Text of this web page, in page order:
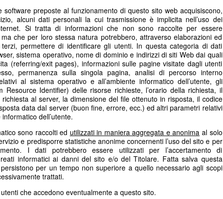
preposte al funzionamento di questo sito web acquisiscono,
alcuni dati personali la cui trasmissione è implicita nell’uso dei
Si tratta di informazioni che non sono raccolte per essere
che per loro stessa natura potrebbero, attraverso elaborazioni ed
permettere di identificare gli utenti. In questa categoria di dati
sistema operativo, nome di dominio e indirizzi di siti Web dai quali
(referring/exit pages), informazioni sulle pagine visitate dagli utenti
permanenza sulla singola pagina, analisi di percorso interno
al sistema operativo e all’ambiente informatico dell’utente, gli
Resource Identifier) delle risorse richieste, l’orario della richiesta, il
al server, la dimensione del file ottenuto in risposta, il codice
data dal server (buon fine, errore, ecc.) ed altri parametri relativi
dell’utente.
sono raccolti ed utilizzati in maniera aggregata e anonima al solo
e predisporre statistiche anonime concernenti l’uso del sito e per
I dati potrebbero essere utilizzati per l’accertamento di
informatici ai danni del sito e/o del Titolare. Fatta salva questa
per un tempo non superiore a quello necessario agli scopi
trattati.
che accedono eventualmente a questo sito.